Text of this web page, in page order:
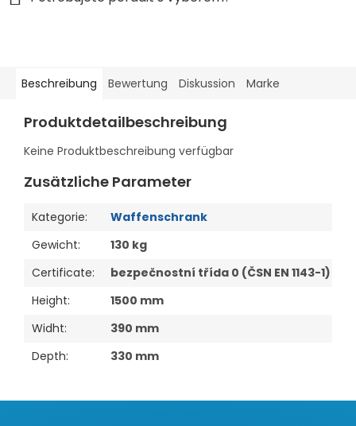
Beschreibung Bewertung Diskussion Marke
Produktdetailbeschreibung
Keine Produktbeschreibung verfügbar
Zusätzliche Parameter
Kategorie:
Waffenschrank
Gewicht:
130 kg
Certificate:
bezpečnostní třída 0 (ČSN EN 1143-1)
Height:
1500 mm
Widht:
390 mm
Depth: 330 mm